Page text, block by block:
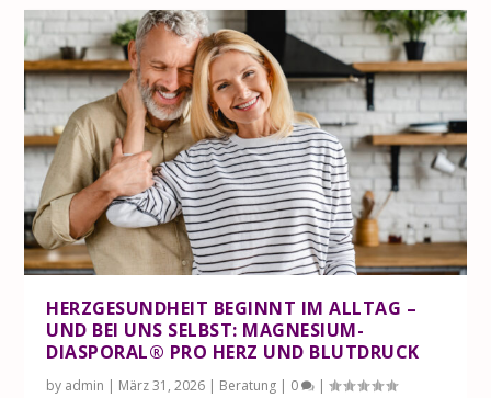
HERZGESUNDHEIT BEGINNT IM ALLTAG –
UND BEI UNS SELBST: MAGNESIUM-
DIASPORAL® PRO HERZ UND BLUTDRUCK
by admin | März 31, 2026 | Beratung | 0 |